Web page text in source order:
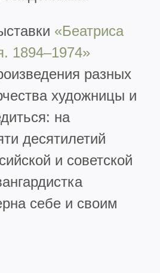
«Беатриса
1894–1974»
разных
художницы и
на
десятилетий
и советской
себе и своим